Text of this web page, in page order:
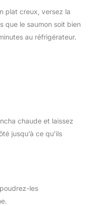
plat creux, versez la
que le saumon soit bien
au réfrigérateur.
chaude et laissez
jusqu’à ce qu’ils
les